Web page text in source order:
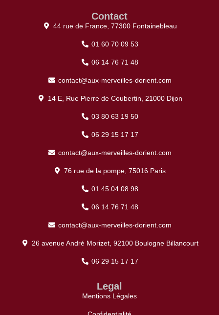
Contact
44 rue de France, 77300 Fontainebleau
01 60 70 09 53
06 14 76 71 48
contact@aux-merveilles-dorient.com
14 E, Rue Pierre de Coubertin, 21000 Dijon
03 80 63 19 50
06 29 15 17 17
contact@aux-merveilles-dorient.com
76 rue de la pompe, 75016 Paris
01 45 04 08 98
06 14 76 71 48
contact@aux-merveilles-dorient.com
26 avenue André Morizet, 92100 Boulogne Billancourt
06 29 15 17 17
Legal
Mentions Légales